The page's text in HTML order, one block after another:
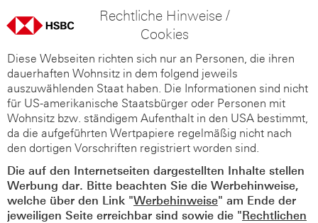
Rechtliche Hinweise /
Cookies
Diese Webseiten richten sich nur an Personen, die ihren
dauerhaften Wohnsitz in dem folgend jeweils
auszuwählenden Staat haben. Die Informationen sind nicht
für US-amerikanische Staatsbürger oder Personen mit
Wohnsitz bzw. ständigem Aufenthalt in den USA bestimmt,
da die aufgeführten Wertpapiere regelmäßig nicht nach
den dortigen Vorschriften registriert worden sind.
Die auf den Internetseiten dargestellten Inhalte stellen
Werbung dar. Bitte beachten Sie die Werbehinweise,
welche über den Link "Werbehinweise" am Ende der
jeweiligen Seite erreichbar sind sowie die "Rechtlichen